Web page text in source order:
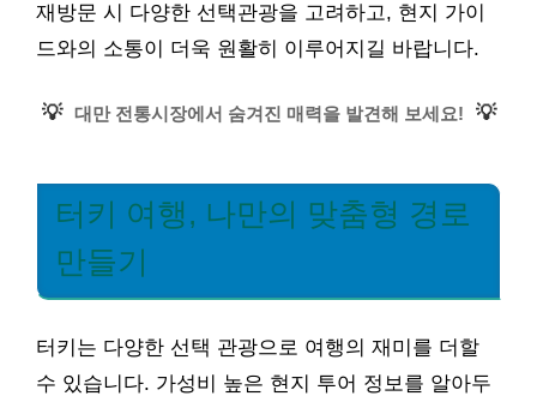
재방문 시 다양한 선택관광을 고려하고, 현지 가이
드와의 소통이 더욱 원활히 이루어지길 바랍니다.
💡 대만 전통시장에서 숨겨진 매력을 발견해 보세요! 💡
터키 여행, 나만의 맞춤형 경로
만들기
터키는 다양한 선택 관광으로 여행의 재미를 더할
수 있습니다. 가성비 높은 현지 투어 정보를 알아두